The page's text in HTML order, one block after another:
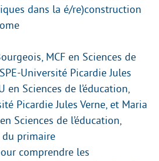
dans la é/re)construction
MCF en Sciences de
Université Picardie Jules
en Sciences de l’éducation,
Picardie Jules Verne, et Maria
Sciences de l’éducation,
du primaire
comprendre les